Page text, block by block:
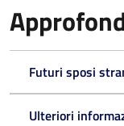
Futuri sposi
Ulteriori